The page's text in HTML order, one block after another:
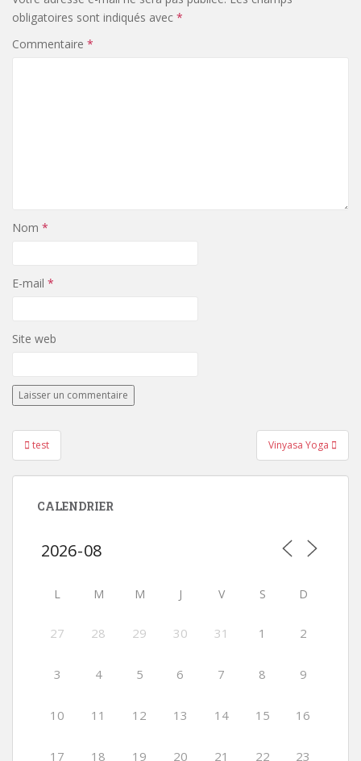
obligatoires sont indiqués avec *
Commentaire *
Nom *
E-mail *
Site web
Navigation
de
l’article
test Vinyasa Yoga
CALENDRIER
L M M J V S D
27 28 29 30 31 1 2
3 4 5 6 7 8 9
10 11 12 13 14 15 16
17 18 19 20 21 22 23